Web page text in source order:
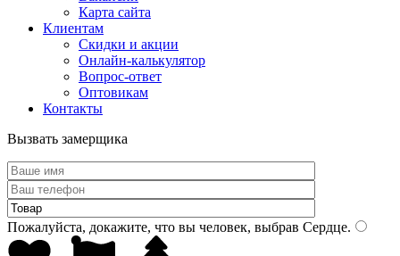
Карта сайта
Клиентам
Скидки и акции
Онлайн-калькулятор
Вопрос-ответ
Оптовикам
Контакты
Вызвать замерщика
Пожалуйста, докажите, что вы человек, выбрав Сердце.